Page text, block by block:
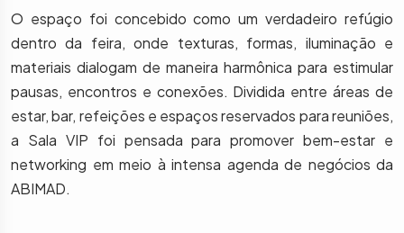
O espaço foi concebido como um verdadeiro refúgio
dentro da feira, onde texturas, formas, iluminação e
materiais dialogam de maneira harmônica para estimular
pausas, encontros e conexões. Dividida entre áreas de
estar, bar, refeições e espaços reservados para reuniões,
a Sala VIP foi pensada para promover bem-estar e
networking em meio à intensa agenda de negócios da
ABIMAD.